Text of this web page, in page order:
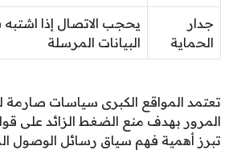
جدار
الحماية
يحجب الاتصال إذا
البيانات المرسلة
تعتمد المواقع الكبرى سياسات صارمة
المرور بهدف منع الضغط الزائد على
تبرز أهمية فهم سياق رسائل الوصول